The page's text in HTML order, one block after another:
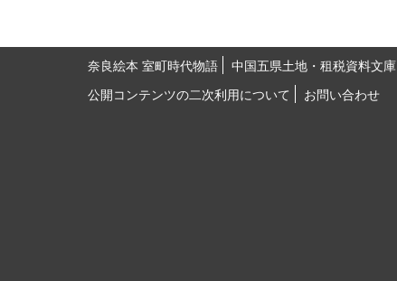
奈良絵本 室町時代物語 中国五県土地・租税資料文庫
公開コンテンツの二次利用について
お問い合わせ